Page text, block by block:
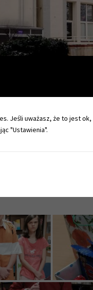
Praktyki
Jeśli uważasz, że to jest
"Ustawienia".